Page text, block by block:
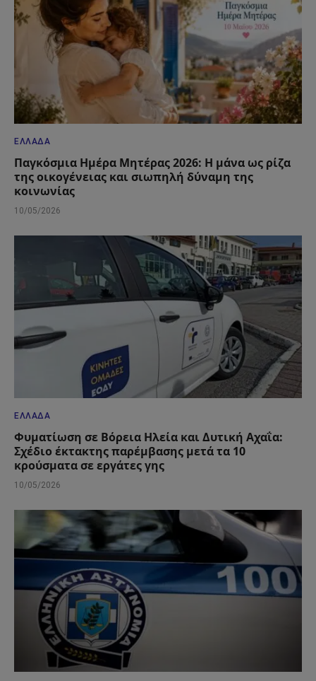
ΕΛΛΆΔΑ
Παγκόσμια Ημέρα Μητέρας 2026: Η μάνα ως ρίζα
της οικογένειας και σιωπηλή δύναμη της
κοινωνίας
10/05/2026
ΕΛΛΆΔΑ
Φυματίωση σε Βόρεια Ηλεία και Δυτική Αχαΐα:
Σχέδιο έκτακτης παρέμβασης μετά τα 10
κρούσματα σε εργάτες γης
10/05/2026